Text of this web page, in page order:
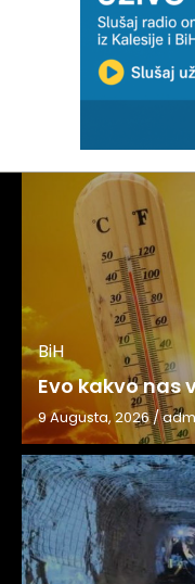
BiH
Evo kakvo nas
9 Augusta, 2026/